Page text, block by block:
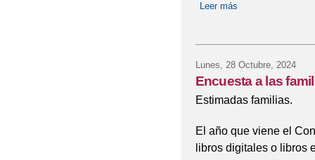
Leer más
Lunes, 28 Octubre, 2024
Encuesta a las
Estimadas familias.
El año que viene el
libros digitales o libros